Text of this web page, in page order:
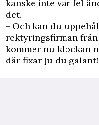
kanske inte var fel
det.
– Och kan du
rektyringsfirman från
kommer nu klockan
där fixar ju du galant!